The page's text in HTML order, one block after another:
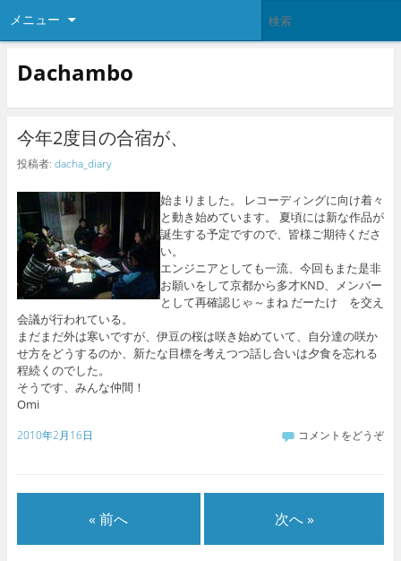
メニュー
Dachambo
今年2度目の合宿が、
投稿者: dacha_diary
始まりました。 レコーディングに向け着々
と動き始めています。 夏頃には新な作品が
誕生する予定ですので、皆様ご期待くださ
い。
エンジニアとしても一流、今回もまた是非
お願いをして京都から多才KND、メンバー
として再確認じゃ～まね だーたけ を交え
会議が行われている。
まだまだ外は寒いですが、伊豆の桜は咲き始めていて、自分達の咲か
せ方をどうするのか、新たな目標を考えつつ話し合いは夕食を忘れる
程続くのでした。
そうです、みんな仲間！
Omi
2010年2月16日 コメントをどうぞ
« 前へ 次へ »